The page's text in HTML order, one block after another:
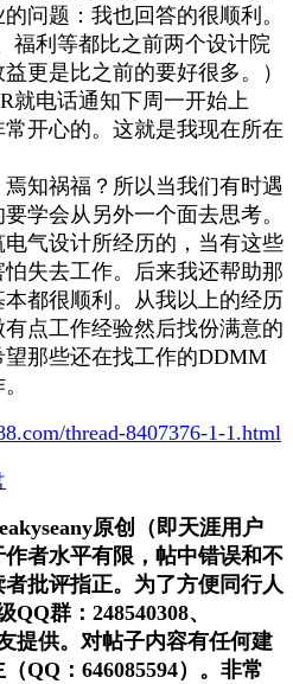
问题：我也回答的很顺利。
福利等都比之前两个设计院
更是比之前的要好很多。）
就电话通知下周一开始上
开心的。这就是我现在所在
知祸福？所以当我们有时遇
学会从另外一个面去思考。
气设计所经历的，当有这些
失去工作。后来我还帮助那
都很顺利。从我以上的经历
点工作经验然后找份满意的
那些还在找工作的DDMM
thread-8407376-1-1.html
原创（即天涯用户
者水平有限，帖中错误和不
批评指正。为了方便同行人
群：248540308、
提供。对帖子内容有任何建
QQ：646085594）。非常